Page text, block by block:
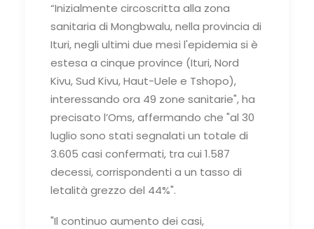
“Inizialmente circoscritta alla zona
sanitaria di Mongbwalu, nella provincia di
Ituri, negli ultimi due mesi l'epidemia si è
estesa a cinque province (Ituri, Nord
Kivu, Sud Kivu, Haut-Uele e Tshopo),
interessando ora 49 zone sanitarie", ha
precisato l’Oms, affermando che "al 30
luglio sono stati segnalati un totale di
3.605 casi confermati, tra cui 1.587
decessi, corrispondenti a un tasso di
letalità grezzo del 44%".
"Il continuo aumento dei casi,